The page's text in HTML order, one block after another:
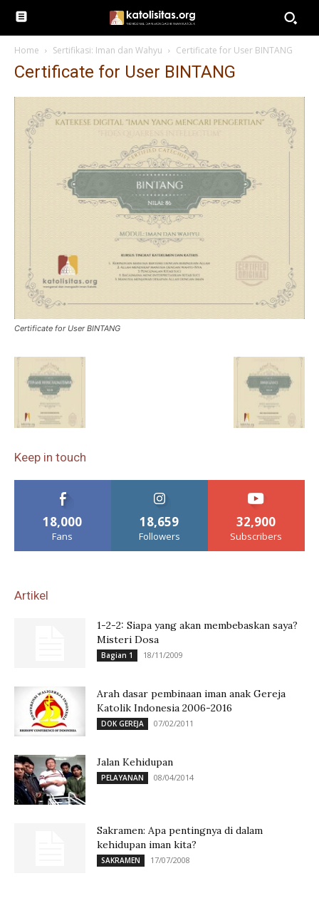
Home Sertifikasi: Iman dan Wahyu Certificate for User BINTANG
Certificate for User BINTANG
Certificate for User BINTANG
Keep in touch
18,000
Fans
18,659
Followers
32,900
Subscribers
Artikel
1-2-2: Siapa yang akan membebaskan saya?
Misteri Dosa
Bagian 1 18/11/2009
Arah dasar pembinaan iman anak Gereja
Katolik Indonesia 2006-2016
DOK GEREJA 07/02/2011
Jalan Kehidupan
PELAYANAN 08/04/2014
Sakramen: Apa pentingnya di dalam
kehidupan iman kita?
SAKRAMEN 17/07/2008